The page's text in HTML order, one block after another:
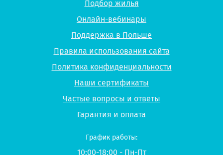
Подбор жилья
Онлайн-вебинары
Поддержка в Польше
Правила использования сайта
Политика конфиденциальности
Наши сертификаты
Частые вопросы и ответы
Гарантия и оплата
График работы:
10:00-18:00 - Пн-Пт